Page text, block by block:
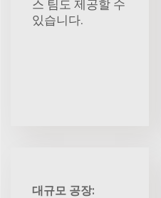
스 팀도 제공할 수
있습니다.
대규모 공장: